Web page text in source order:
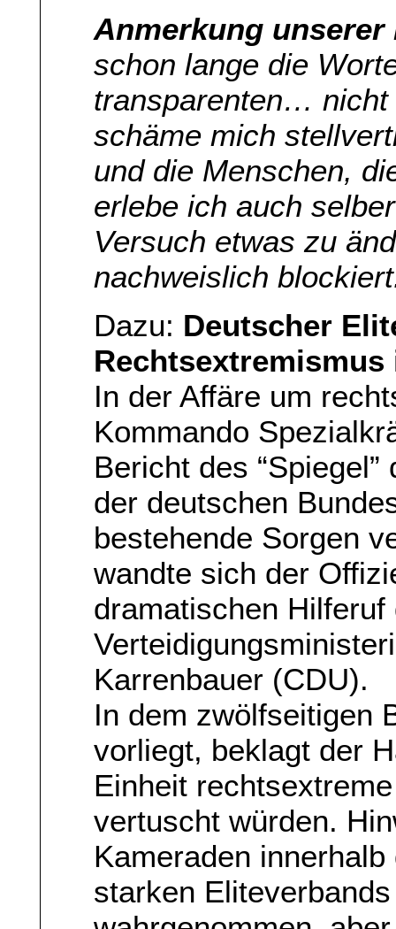
Anmerkung unserer
schon lange die
transparenten… nicht
schäme mich
und die Menschen,
erlebe ich auch
Versuch etwas zu
nachweislich
Dazu: Deutscher
In der Affäre um
Kommando
Bericht des
der deutschen
bestehende Sorgen
wandte sich der
dramatischen Hilferuf
Karrenbauer (CDU).
In dem zwölfseitigen
vorliegt, beklagt der
Einheit
vertuscht würden.
Kameraden
starken